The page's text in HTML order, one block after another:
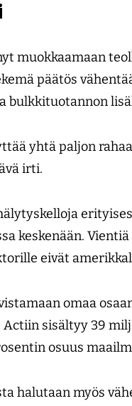
muokkaamaan
päätös
bulkkituotannon
yhtä paljon
irti.
keskenään.
eivät
omaa
Actiin sisältyy 39
osuus
halutaan myös